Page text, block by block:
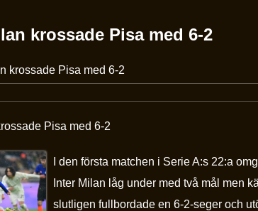
krossade Pisa med 6-2
krossade Pisa med 6-2
Pisa med 6-2
I den första matchen i Serie A:s 22:a
Inter Milan låg under med två mål men
slutligen fullbordade en 6-2-seger och